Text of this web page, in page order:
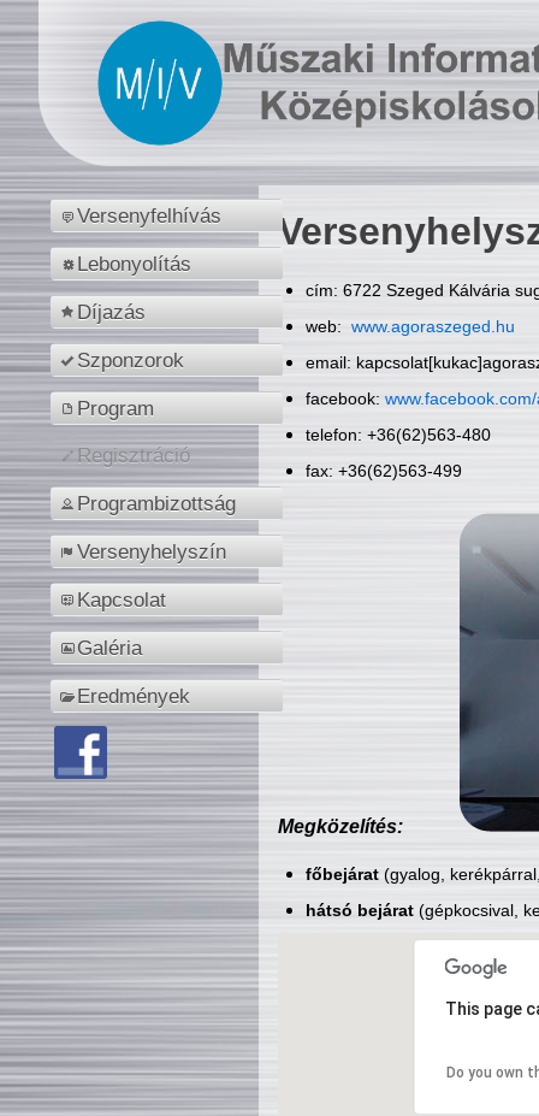
Versenyfelhívás
Lebonyolítás
Díjazás
Szponzorok
Program
Regisztráció
Programbizottság
Versenyhelyszín
Kapcsolat
Galéria
Eredmények
cím: 6722 Szeged Kálvária
web: www.agoraszeged.hu
email:
facebook:
telefon: +36(62)563-480
fax: +36(62)563-499
Megközelítés:
főbejárat(gyalog,
hátsó bejárat(gépkocsival,
This page
Do you own